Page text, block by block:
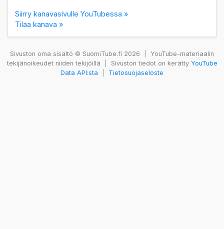
Siirry kanavasivulle YouTubessa »
Tilaa kanava »
Sivuston oma sisältö © SuomiTube.fi 2026
YouTube-materiaalin
tekijänoikeudet niiden tekijöillä
Sivuston tiedot on kerätty YouTube
Data API:sta
Tietosuojaseloste